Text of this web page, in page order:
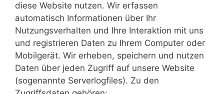
diese Website nutzen. Wir erfassen
automatisch Informationen über Ihr
Nutzungsverhalten und Ihre Interaktion mit uns
und registrieren Daten zu Ihrem Computer oder
Mobilgerät. Wir erheben, speichern und nutzen
Daten über jeden Zugriff auf unsere Website
(sogenannte Serverlogfiles). Zu den